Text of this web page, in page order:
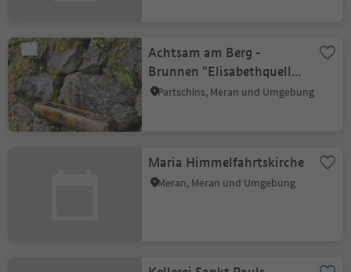
Achtsam am Berg -
Brunnen "Elisabethquelle"
- Trinkwasserfüllpunkt
Partschins, Meran und Umgebung
Maria Himmelfahrtskirche
Meran, Meran und Umgebung